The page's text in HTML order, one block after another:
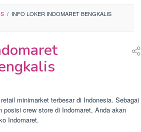
/ INFO LOKER INDOMARET BENGKALIS
minimarket terbesar di Indonesia. Sebagai
posisi crew store di Indomaret, Anda akan
Indomaret.